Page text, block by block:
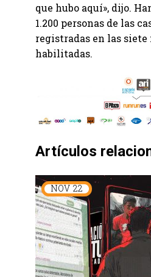
que hubo aquí», dijo.
1.200 personas de las
registradas en las siete
habilitadas.
Artículos
NOV 22